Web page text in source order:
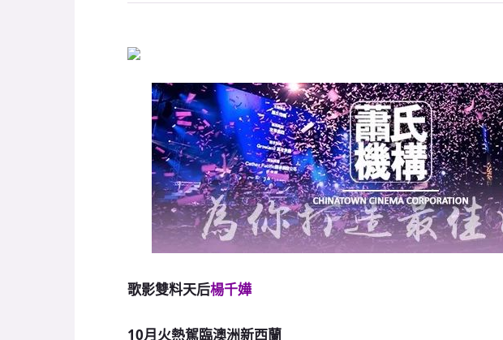
歌影雙料天后楊千嬅
10月火熱駕臨澳洲新西蘭